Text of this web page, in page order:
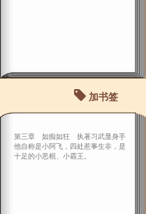
加书签
第三章 如痴如狂 执著习武显身手
他自称是小阿飞，四处惹事生非，是
十足的小恶棍、小霸王。